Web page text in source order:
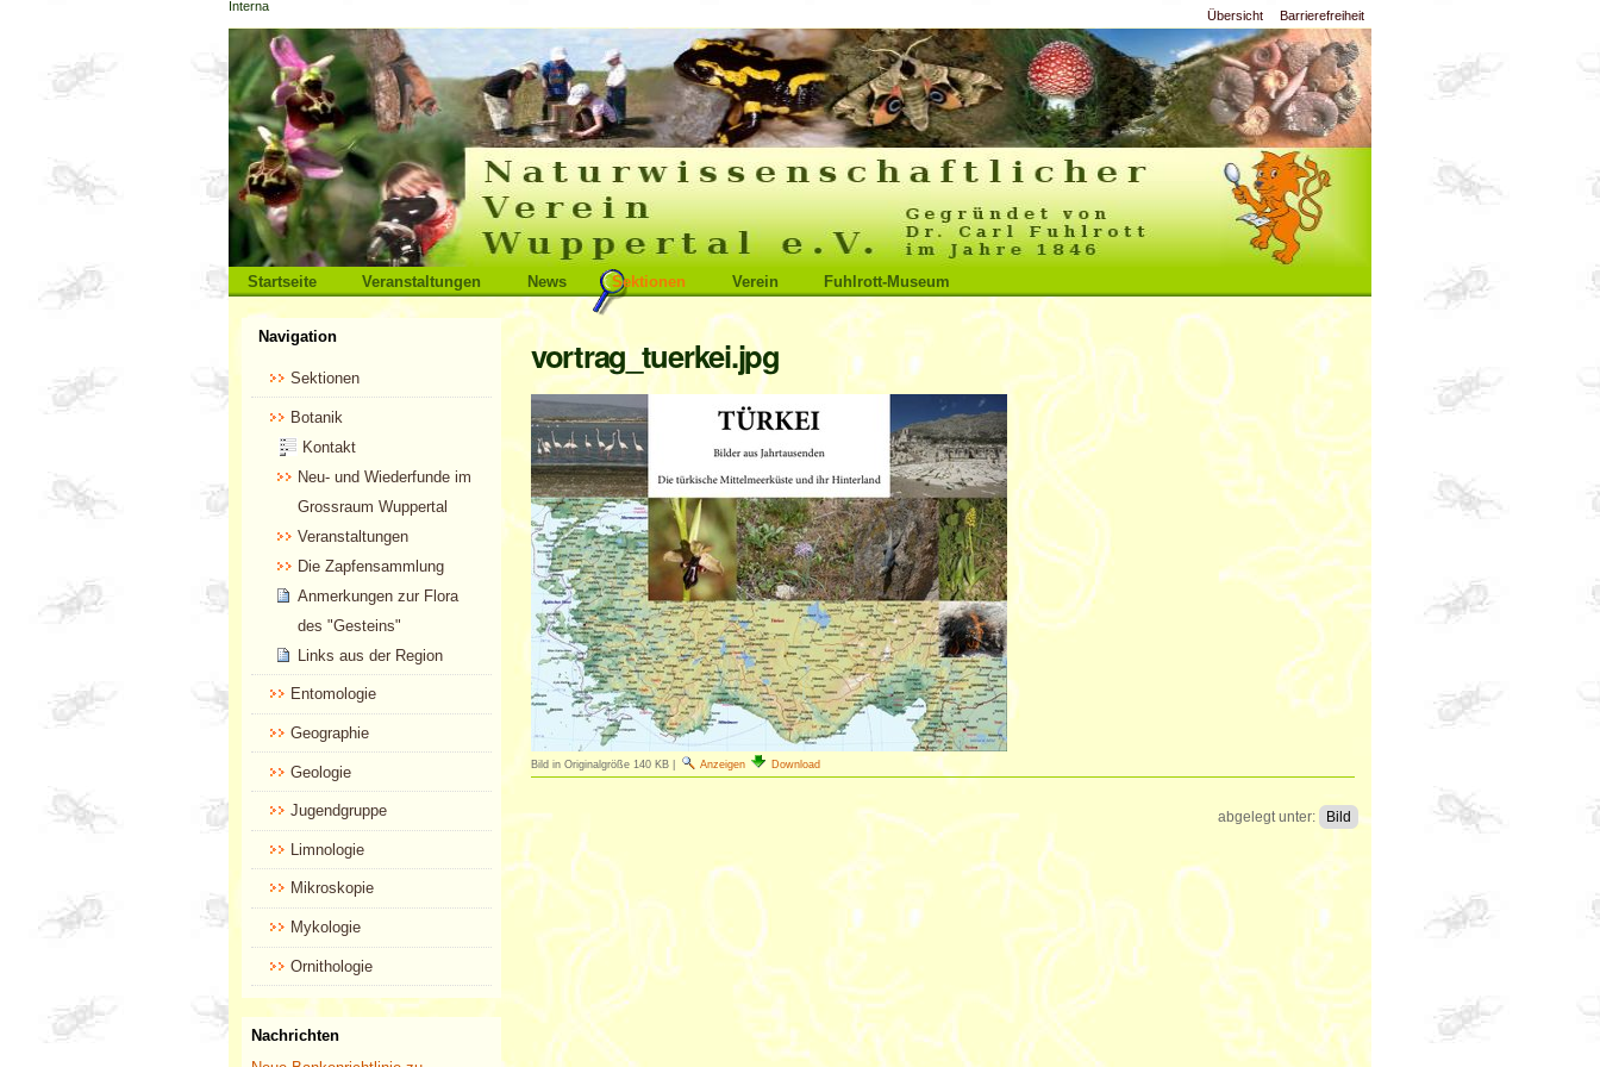
Direkt
zum
Inhalt
|
Direkt
zur
Navigation
Übersicht Barrierefreiheit
Sektionen
Startseite Veranstaltungen News Sektionen Verein Fuhlrott-Museum
Benutzerspezifische
Interna
vortrag_tuerkei.jpg
Bild in Originalgröße 140 KB Anzeigen Download
abgelegt unter: Bild
Navigation
Sektionen
Botanik
Kontakt
Neu- und Wiederfunde im
Grossraum Wuppertal
Veranstaltungen
Die Zapfensammlung
Anmerkungen zur Flora
des "Gesteins"
Links aus der Region
Entomologie
Geographie
Geologie
Jugendgruppe
Limnologie
Mikroskopie
Mykologie
Ornithologie
Nachrichten